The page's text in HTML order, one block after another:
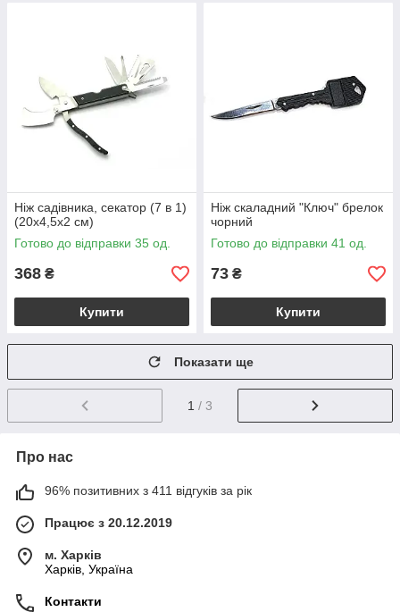
Ніж садівника, секатор (7 в 1)
(20х4,5х2 см)
Готово до відправки 35 од.
368 ₴
Купити
Ніж скаладний "Ключ" брелок
чорний
Готово до відправки 41 од.
73 ₴
Купити
Показати ще
1 / 3
Про нас
96% позитивних з 411 відгуків за рік
Працює з 20.12.2019
м. Харків
Харків, Україна
Контакти